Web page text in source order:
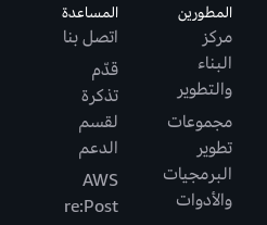
المطورين
مركز
البناء
والتطوير
مجموعات
تطوير
البرمجيات
والأدوات
المساعدة
اتصل بنا
قدّم
تذكرة
لقسم
الدعم
AWS
re:Post